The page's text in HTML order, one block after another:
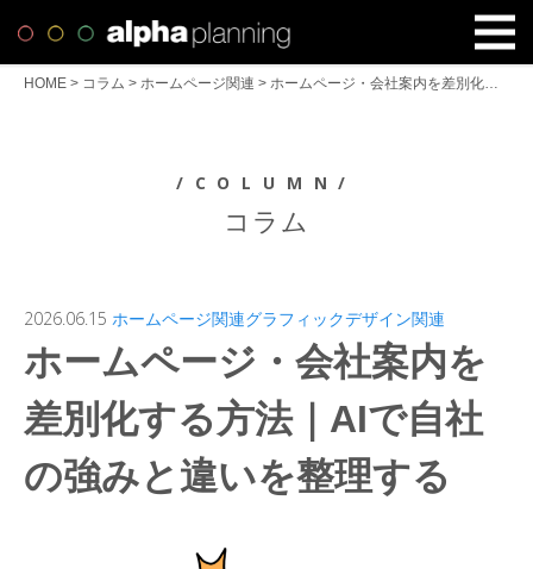
HOME > コラム > ホームページ関連 > ホームページ・会社案内を差別化する方法｜AIで自社の強みと違いを整理する
/COLUMN/
コラム
2026.06.15 ホームページ関連グラフィックデザイン関連
ホームページ・会社案内を
差別化する方法｜AIで自社
の強みと違いを整理する